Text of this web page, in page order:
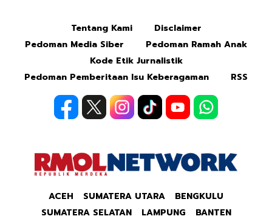
Tentang Kami
Disclaimer
Pedoman Media Siber
Pedoman Ramah Anak
Kode Etik Jurnalistik
Pedoman Pemberitaan Isu Keberagaman
RSS
ACEH SUMATERA UTARA
BENGKULU
SUMATERA SELATAN
LAMPUNG
BANTEN